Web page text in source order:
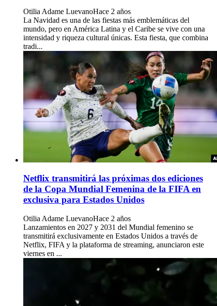
Otilia Adame LuevanoHace 2 años
La Navidad es una de las fiestas más emblemáticas del
mundo, pero en América Latina y el Caribe se vive con una
intensidad y riqueza cultural únicas. Esta fiesta, que combina
tradi...
Netflix transmitirá las próximas dos ediciones
de la Copa Mundial Femenina de la FIFA en
exclusiva para Estados Unidos
Otilia Adame LuevanoHace 2 años
Lanzamientos en 2027 y 2031 del Mundial femenino se
transmitirá exclusivamente en Estados Unidos a través de
Netflix, FIFA y la plataforma de streaming, anunciaron este
viernes en ...